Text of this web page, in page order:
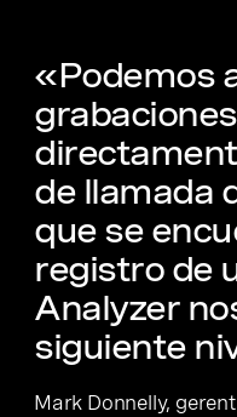
«Podemos
de llamada
que se
registro de
Analyzer
siguiente
Mark Donnelly,